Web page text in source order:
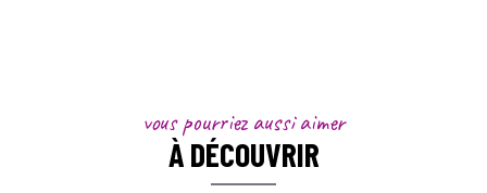
vous pourriez aussi aimer
À DÉCOUVRIR